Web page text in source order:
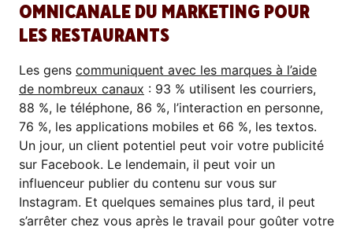
OMNICANALE DU MARKETING POUR
LES RESTAURANTS
Les gens communiquent avec les marques à l’aide
de nombreux canaux : 93 % utilisent les courriers,
88 %, le téléphone, 86 %, l’interaction en personne,
76 %, les applications mobiles et 66 %, les textos.
Un jour, un client potentiel peut voir votre publicité
sur Facebook. Le lendemain, il peut voir un
influenceur publier du contenu sur vous sur
Instagram. Et quelques semaines plus tard, il peut
s’arrêter chez vous après le travail pour goûter votre